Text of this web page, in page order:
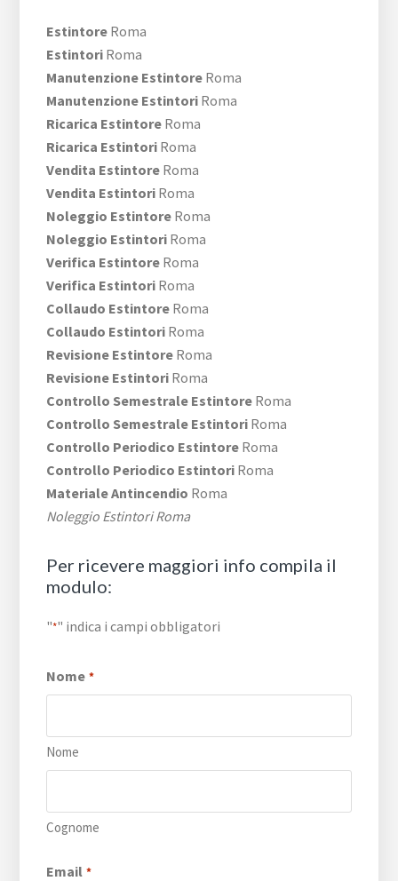
Estintore Roma
Estintori Roma
Manutenzione Estintore Roma
Manutenzione Estintori Roma
Ricarica Estintore Roma
Ricarica Estintori Roma
Vendita Estintore Roma
Vendita Estintori Roma
Noleggio Estintore Roma
Noleggio Estintori Roma
Verifica Estintore Roma
Verifica Estintori Roma
Collaudo Estintore Roma
Collaudo Estintori Roma
Revisione Estintore Roma
Revisione Estintori Roma
Controllo Semestrale Estintore Roma
Controllo Semestrale Estintori Roma
Controllo Periodico Estintore Roma
Controllo Periodico Estintori Roma
Materiale Antincendio Roma
Noleggio Estintori Roma
Per ricevere maggiori info compila il
modulo:
"*" indica i campi obbligatori
Nome *
Nome
Cognome
Email *